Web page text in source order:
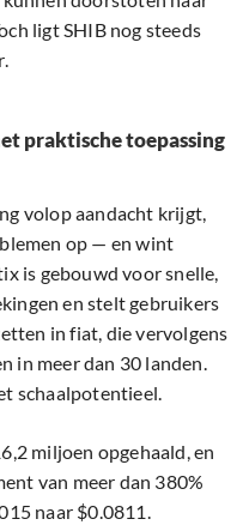
ligt SHIB nog steeds
praktische toepassing
volop aandacht krijgt,
op — en wint
is gebouwd voor snelle,
en stelt gebruikers
in fiat, die vervolgens
in meer dan 30 landen.
schaalpotentieel.
miljoen opgehaald, en
van meer dan 380%
naar $0.0811.